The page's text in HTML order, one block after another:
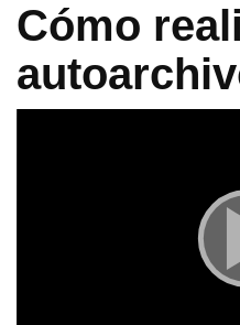
Cómo